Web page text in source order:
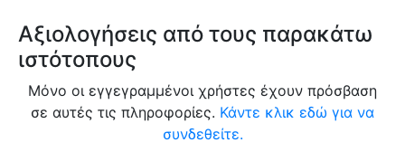
Αξιολογήσεις από τους παρακάτω
ιστότοπους
Μόνο οι εγγεγραμμένοι χρήστες έχουν πρόσβαση
σε αυτές τις πληροφορίες. Κάντε κλικ εδώ για να
συνδεθείτε.